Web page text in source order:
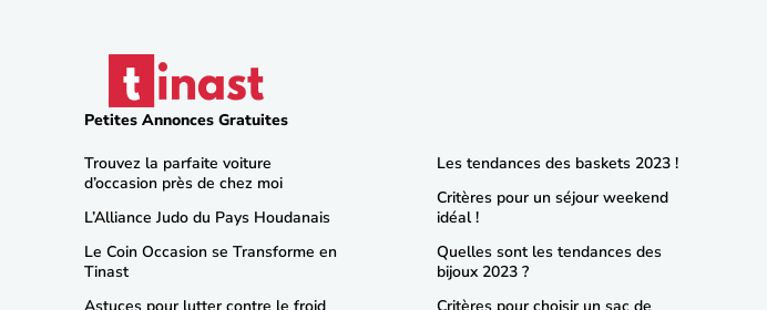
Petites Annonces Gratuites
Trouvez la parfaite voiture
d’occasion près de chez moi
L’Alliance Judo du Pays Houdanais
Le Coin Occasion se Transforme en
Tinast
Astuces pour lutter contre le froid
Les tendances des baskets 2023 !
Critères pour un séjour weekend
idéal !
Quelles sont les tendances des
bijoux 2023 ?
Critères pour choisir un sac de